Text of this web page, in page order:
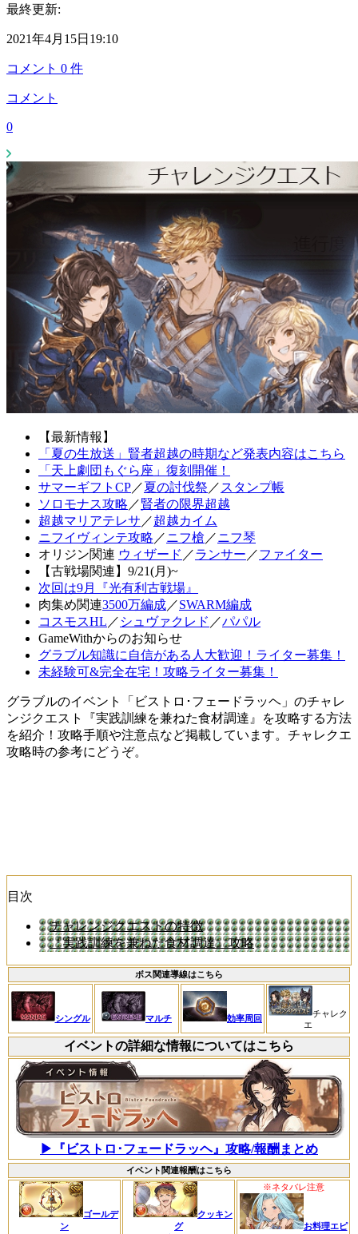
最終更新:
2021年4月15日19:10
コメント 0 件
コメント
0
【最新情報】
「夏の生放送」賢者超越の時期など発表内容はこちら
「天上劇団もぐら座」復刻開催！
サマーギフトCP／夏の討伐祭 ／ スタンプ帳
ソロモナス攻略 ／賢者の限界超越
超越マリアテレサ ／超越カイム
ニフイヴィンテ攻略 ／ニフ槍 ／ニフ琴
オリジン関連 ウィザード ／ランサー ／ファイター
【古戦場関連】9/21(月)~
次回は9月『光有利古戦場』
肉集め関連3500万編成／SWARM編成
コスモスHL ／ シュヴァクレド ／パパル
GameWithからのお知らせ
グラブル知識に自信がある人大歓迎！ライター募集！
未経験可&完全在宅！攻略ライター募集！
グラブルのイベント「ビストロ･フェードラッヘ」のチャレ
ンジクエスト『実践訓練を兼ねた食材調達』を攻略する方法
を紹介！攻略手順や注意点など掲載しています。チャレクエ
攻略時の参考にどうぞ。
目次
チャレンジクエストの特徴
『実践訓練を兼ねた食材調達』攻略
ボス関連導線はこちら
シングル マルチ 効率周回
チャレク
エ
イベントの詳細な情報についてはこちら
▶『ビストロ･フェードラッヘ』攻略/報酬まとめ
イベント関連報酬はこちら
ゴールデ
ン
クッキン
グ
※ネタバレ注意
お料理エピ